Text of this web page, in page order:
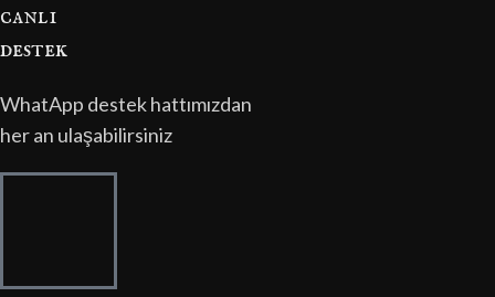
canli
destek
WhatApp destek hattımızdan
her an ulaşabilirsiniz